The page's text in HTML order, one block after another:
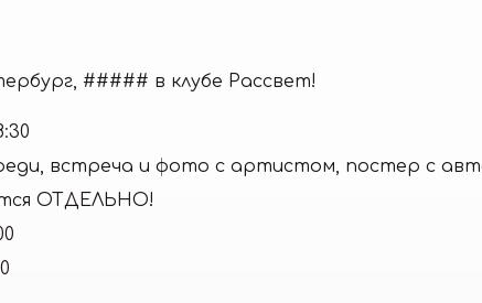
##### в клубе Рассвет!
встреча и фото с артистом, постер с
ОТДЕЛЬНО!